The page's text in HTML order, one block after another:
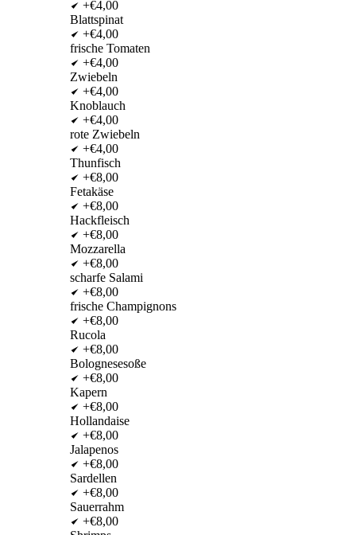
+€4,00
Blattspinat
+€4,00
frische Tomaten
+€4,00
Zwiebeln
+€4,00
Knoblauch
+€4,00
rote Zwiebeln
+€4,00
Thunfisch
+€8,00
Fetakäse
+€8,00
Hackfleisch
+€8,00
Mozzarella
+€8,00
scharfe Salami
+€8,00
frische Champignons
+€8,00
Rucola
+€8,00
Bolognesesoße
+€8,00
Kapern
+€8,00
Hollandaise
+€8,00
Jalapenos
+€8,00
Sardellen
+€8,00
Sauerrahm
+€8,00